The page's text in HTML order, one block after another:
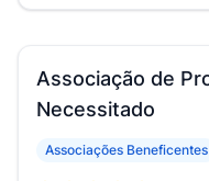
Associação de
Necessitado
Associações Beneficentes